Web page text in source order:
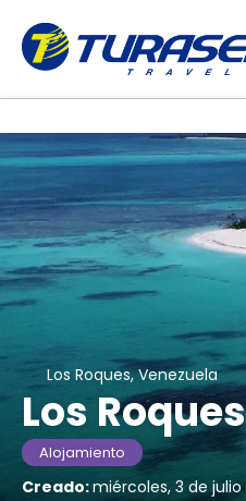
Los Roques, Venezuela
Los
Alojamiento
Creado:miércoles, 3 de